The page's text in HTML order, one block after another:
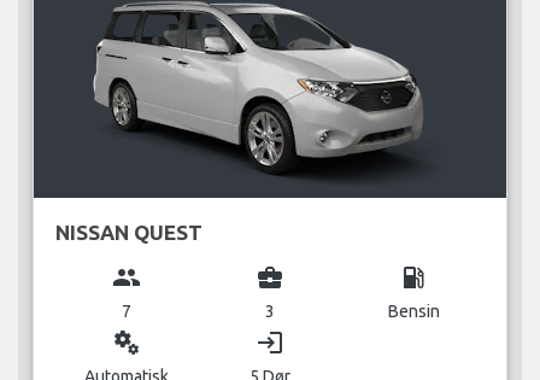
NISSAN QUEST
group
7
business_center
3
local_gas_station
Bensin
miscellaneous_services login